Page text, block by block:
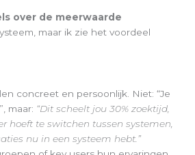
over de meerwaarde
maar ik zie het voordeel
concreet en persoonlijk. Niet: “Je
maar: “Dit scheelt jou 30% zoektijd,
hoeft te switchen tussen systemen,
nu in een systeem hebt.”